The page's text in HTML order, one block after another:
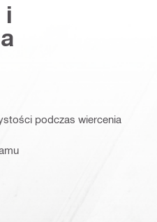
i
podczas wiercenia